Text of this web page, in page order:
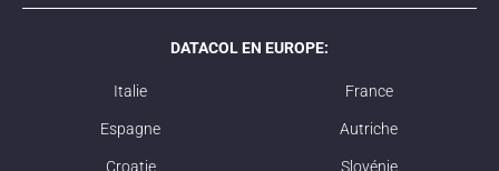
DATACOL EN EUROPE:
Italie France
Espagne Autriche
Croatie Slovénie